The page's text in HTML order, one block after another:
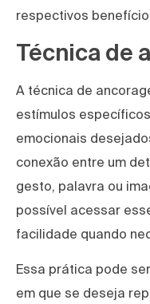
respectivos
Técnica de
A técnica de
estímulos
emocionais
conexão entre um
gesto, palavra ou
possível acessar
facilidade quando
Essa prática pode
em que se deseja